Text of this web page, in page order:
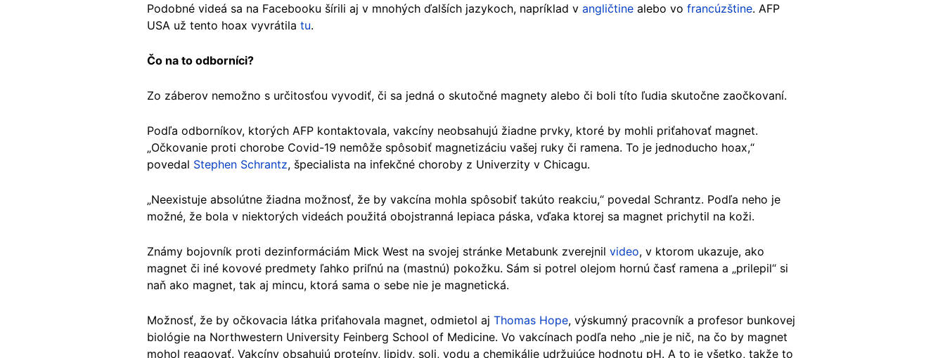
Podobné videá sa na Facebooku šírili aj v mnohých ďalších jazykoch, napríklad v angličtine alebo vo francúzštine. AFP
USA už tento hoax vyvrátila tu.
Čo na to odborníci?
Zo záberov nemožno s určitosťou vyvodiť, či sa jedná o skutočné magnety alebo či boli títo ľudia skutočne zaočkovaní.
Podľa odborníkov, ktorých AFP kontaktovala, vakcíny neobsahujú žiadne prvky, ktoré by mohli priťahovať magnet.
„Očkovanie proti chorobe Covid-19 nemôže spôsobiť magnetizáciu vašej ruky či ramena. To je jednoducho hoax,“
povedal Stephen Schrantz, špecialista na infekčné choroby z Univerzity v Chicagu.
„Neexistuje absolútne žiadna možnosť, že by vakcína mohla spôsobiť takúto reakciu,“ povedal Schrantz. Podľa neho je
možné, že bola v niektorých videách použitá obojstranná lepiaca páska, vďaka ktorej sa magnet prichytil na koži.
Známy bojovník proti dezinformáciám Mick West na svojej stránke Metabunk zverejnil video, v ktorom ukazuje, ako
magnet či iné kovové predmety ľahko priľnú na (mastnú) pokožku. Sám si potrel olejom hornú časť ramena a „prilepil“ si
naň ako magnet, tak aj mincu, ktorá sama o sebe nie je magnetická.
Možnosť, že by očkovacia látka priťahovala magnet, odmietol aj Thomas Hope, výskumný pracovník a profesor bunkovej
biológie na Northwestern University Feinberg School of Medicine. Vo vakcínach podľa neho „nie je nič, na čo by magnet
mohol reagovať. Vakcíny obsahujú proteíny, lipidy, soli, vodu a chemikálie udržujúce hodnotu pH. A to je všetko, takže to